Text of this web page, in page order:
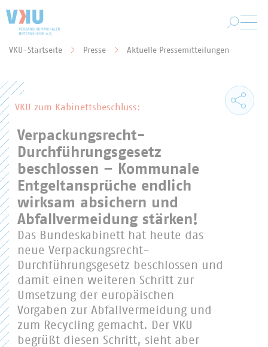
VKU-Startseite Presse Aktuelle Pressemitteilungen
VKU zum Kabinettsbeschluss:
Verpackungsrecht-
Durchführungsgesetz
beschlossen – Kommunale
Entgeltansprüche endlich
wirksam absichern und
Abfallvermeidung stärken!
Das Bundeskabinett hat heute das
neue Verpackungsrecht-
Durchführungsgesetz beschlossen und
damit einen weiteren Schritt zur
Umsetzung der europäischen
Vorgaben zur Abfallvermeidung und
zum Recycling gemacht. Der VKU
begrüßt diesen Schritt, sieht aber